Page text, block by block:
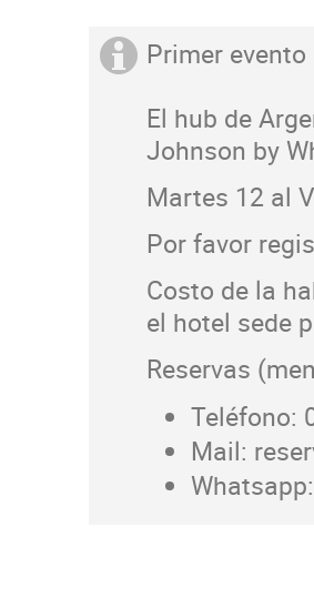
Primer
El hub de
Johnson by
Martes 12 al
Por favor
Costo de la
el hotel sede
Reservas
Teléfono:
Mail: